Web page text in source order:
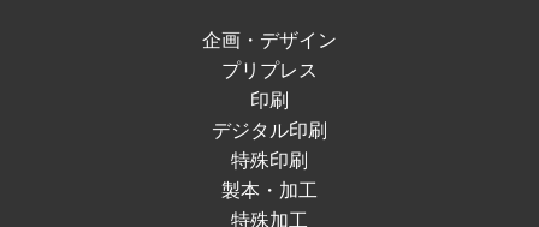
企画・デザイン
プリプレス
印刷
デジタル印刷
特殊印刷
製本・加工
特殊加工